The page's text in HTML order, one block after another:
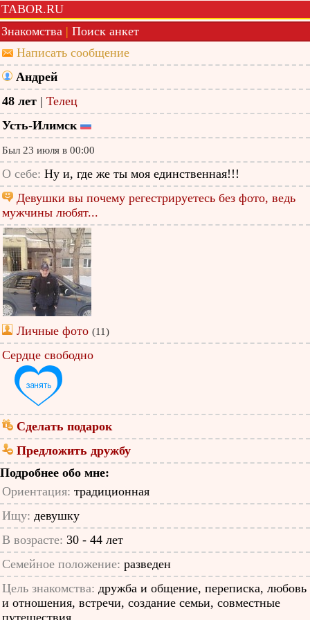
TABOR.RU
Знакомства | Поиск анкет
Написать сообщение
Андрей
48 лет | Телец
Усть-Илимск
Был 23 июля в 00:00
О себе: Ну и, где же ты моя единственная!!!
Девушки вы почему регестрируетесь без фото, ведь
мужчины любят...
Личные фото (11)
Сердце свободно
Сделать подарок
Предложить дружбу
Подробнее обо мне:
Ориентация: традиционная
Ищу: девушку
В возрасте: 30 - 44 лет
Семейное положение: разведен
Цель знакомства: дружба и общение, переписка, любовь
и отношения, встречи, создание семьи, совместные
путешествия